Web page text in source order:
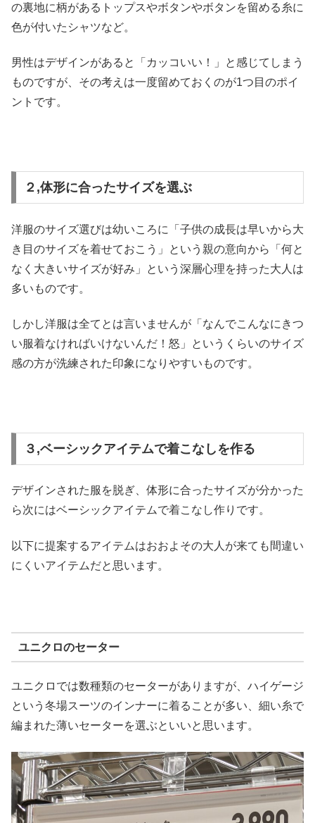
の裏地に柄があるトップスやボタンやボタンを留める糸に
色が付いたシャツなど。
男性はデザインがあると「カッコいい！」と感じてしまう
ものですが、その考えは一度留めておくのが1つ目のポイ
ントです。
２,体形に合ったサイズを選ぶ
洋服のサイズ選びは幼いころに「子供の成長は早いから大
き目のサイズを着せておこう」という親の意向から「何と
なく大きいサイズが好み」という深層心理を持った大人は
多いものです。
しかし洋服は全てとは言いませんが「なんでこんなにきつ
い服着なければいけないんだ！怒」というくらいのサイズ
感の方が洗練された印象になりやすいものです。
３,ベーシックアイテムで着こなしを作る
デザインされた服を脱ぎ、体形に合ったサイズが分かった
ら次にはベーシックアイテムで着こなし作りです。
以下に提案するアイテムはおおよその大人が来ても間違い
にくいアイテムだと思います。
ユニクロのセーター
ユニクロでは数種類のセーターがありますが、ハイゲージ
という冬場スーツのインナーに着ることが多い、細い糸で
編まれた薄いセーターを選ぶといいと思います。